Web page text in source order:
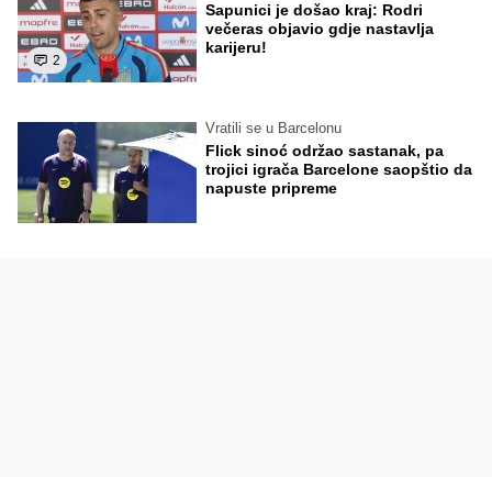
2
Sapunici je došao kraj: Rodri
večeras objavio gdje nastavlja
karijeru!
Vratili se u Barcelonu
Flick sinoć održao sastanak, pa
trojici igrača Barcelone saopštio da
napuste pripreme